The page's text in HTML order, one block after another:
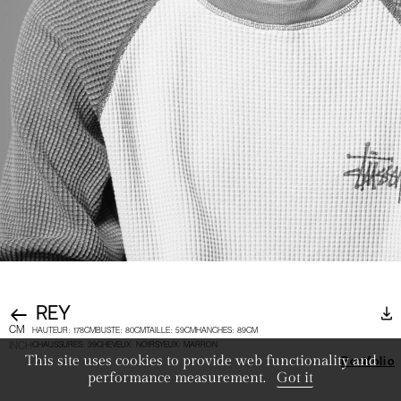
This site uses cookies to provide web functionality and
performance measurement. Got it
REY
CM
HAUTEUR: 178CM BUSTE: 80CMTAILLE: 59CM HANCHES: 89CM
CHAUSSURES: 39CHEVEUX: NOIRSYEUX: MARRON
Portfolio